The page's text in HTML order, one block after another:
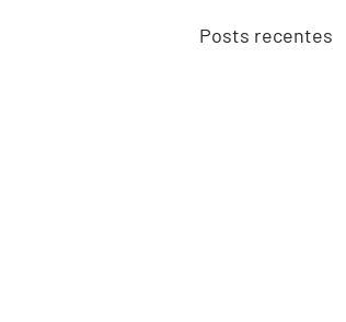
Posts recentes